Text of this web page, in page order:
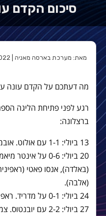
סיכום הקדם
מאת: מערכת בארסה מאניה | 08/08/2022 | קטגוריה:
מה דעתכם על הקדם עונה
רגע לפני פתיחת הליגה
ברצלונה:
13 ביולי: 1-1 עם אולוט. אובמיאנג (בישול של טר שטגן).
20 ביולי: 0-6 על
(באלדה), אנסו פאטי
(אלבה).
24 ביולי: 0-1 על מדריד. ראפיניה (בישול של מיליטאו).
27 ביולי: 2-2 עם יובנטוס. צמד אישי של דמבלה.